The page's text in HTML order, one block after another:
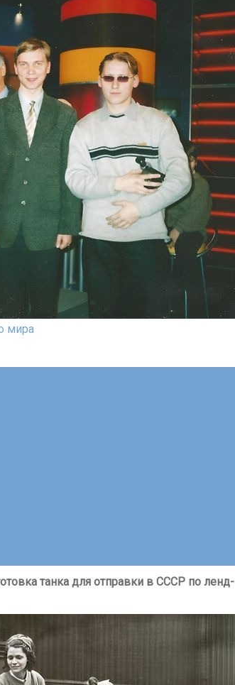
мира
танка для отправки в СССР по ленд-